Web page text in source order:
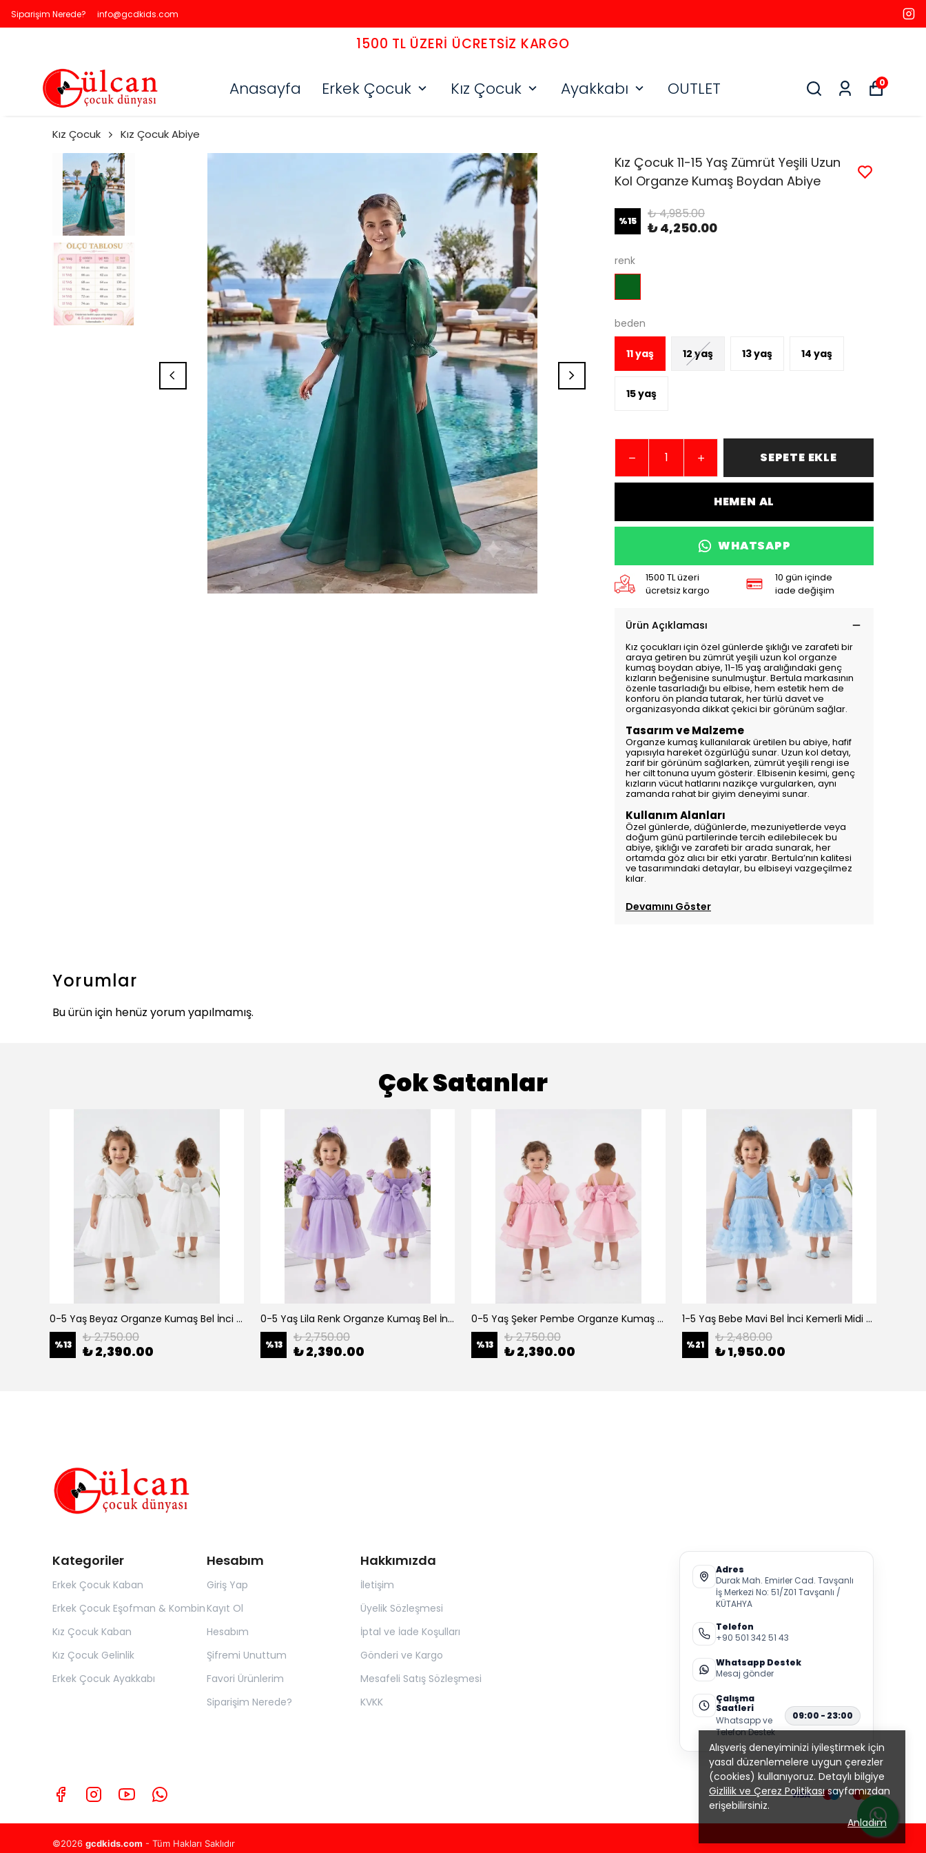
Siparişim Nerede? info@gcdkids.com
1500 TL ÜZERI ÜCRETSIZ KARGO
Anasayfa Erkek Çocuk Kız Çocuk Ayakkabı OUTLET 0
Alışveriş deneyiminizi iyileştirmek için
yasal düzenlemelere uygun çerezler
(cookies) kullanıyoruz. Detaylı bilgiye
Gizlilik ve Çerez Politikasısayfamızdan
erişebilirsiniz.
Anladım
Kız Çocuk Kız Çocuk Abiye
Kız Çocuk 11-15 Yaş Zümrüt Yeşili Uzun
Kol Organze Kumaş Boydan Abiye
%15 ₺ 4,985.00
₺ 4,250.00
renk
beden
11 yaş 12 yaş 13 yaş 14 yaş
15 yaş
SEPETE EKLE
HEMEN AL
WHATSAPP
1500 TL üzeri
ücretsiz kargo
10 gün içinde
iade değişim
Ürün Açıklaması
Kız çocukları için özel günlerde şıklığı ve zarafeti bir
araya getiren bu zümrüt yeşili uzun kol organze
kumaş boydan abiye, 11-15 yaş aralığındaki genç
kızların beğenisine sunulmuştur. Bertula markasının
özenle tasarladığı bu elbise, hem estetik hem de
konforu ön planda tutarak, her türlü davet ve
organizasyonda dikkat çekici bir görünüm sağlar.
Tasarım ve Malzeme
Organze kumaş kullanılarak üretilen bu abiye, hafif
yapısıyla hareket özgürlüğü sunar. Uzun kol detayı,
zarif bir görünüm sağlarken, zümrüt yeşili rengi ise
her cilt tonuna uyum gösterir. Elbisenin kesimi, genç
kızların vücut hatlarını nazikçe vurgularken, aynı
zamanda rahat bir giyim deneyimi sunar.
Kullanım Alanları
Özel günlerde, düğünlerde, mezuniyetlerde veya
doğum günü partilerinde tercih edilebilecek bu
abiye, şıklığı ve zarafeti bir arada sunarak, her
ortamda göz alıcı bir etki yaratır. Bertula’nın kalitesi
ve tasarımındaki detaylar, bu elbiseyi vazgeçilmez
kılar.
Devamını Göster
Yorumlar
Bu ürün için henüz yorum yapılmamış.
Çok Satanlar
0-5 Yaş Beyaz Organze Kumaş Bel İnci Kemerli Midi Boy Arkası Lastikli Abiye
%13 ₺ 2,750.00
₺ 2,390.00
0-5 Yaş Lila Renk Organze Kumaş Bel İnci Kemerli Midi Boy Arkası Lastikli Abiye
%13 ₺ 2,750.00
₺ 2,390.00
0-5 Yaş Şeker Pembe Organze Kumaş Bel İnci Kemerli Midi Boy Arkası Lastikli Abiye
%13 ₺ 2,750.00
₺ 2,390.00
1-5 Yaş Bebe Mavi Bel İnci Kemerli Midi Boy Arkası Lastikli Tütü Bebe Abiye
%21 ₺ 2,480.00
₺ 1,950.00
Kategoriler
Erkek Çocuk Kaban
Erkek Çocuk Eşofman & Kombin
Kız Çocuk Kaban
Kız Çocuk Gelinlik
Erkek Çocuk Ayakkabı
Hesabım
Giriş Yap
Kayıt Ol
Hesabım
Şifremi Unuttum
Favori Ürünlerim
Siparişim Nerede?
Hakkımızda
İletişim
Üyelik Sözleşmesi
İptal ve İade Koşulları
Gönderi ve Kargo
Mesafeli Satış Sözleşmesi
KVKK
Adres
Durak Mah. Emirler Cad. Tavşanlı
İş Merkezi No: 51/Z01 Tavşanlı /
KÜTAHYA
Telefon
+90 501 342 51 43
Whatsapp Destek
Mesaj gönder
Çalışma
Saatleri
Whatsapp ve
Telefon Destek
09:00 - 23:00
©2026 gcdkids.com - Tüm Hakları Saklıdır